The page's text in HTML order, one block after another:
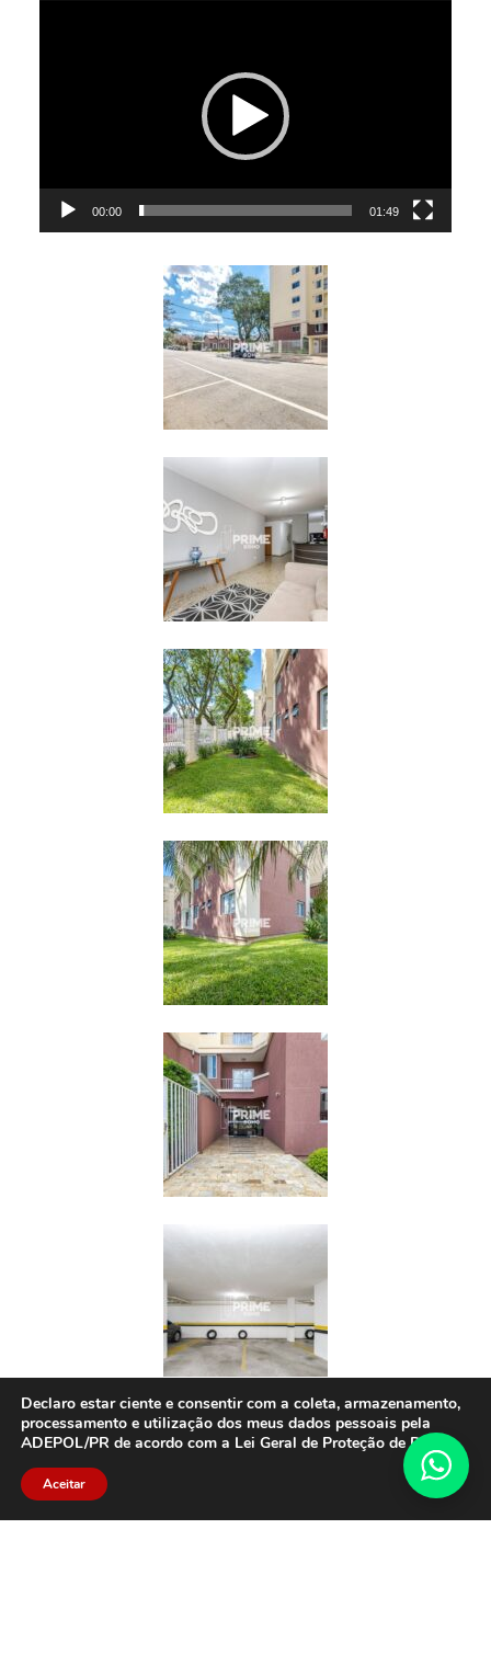
00:00 01:49
Declaro estar ciente e consentir com a coleta, armazenamento,
processamento e utilização dos meus dados pessoais pela
ADEPOL/PR de acordo com a Lei Geral de Proteção de Dados.
Aceitar